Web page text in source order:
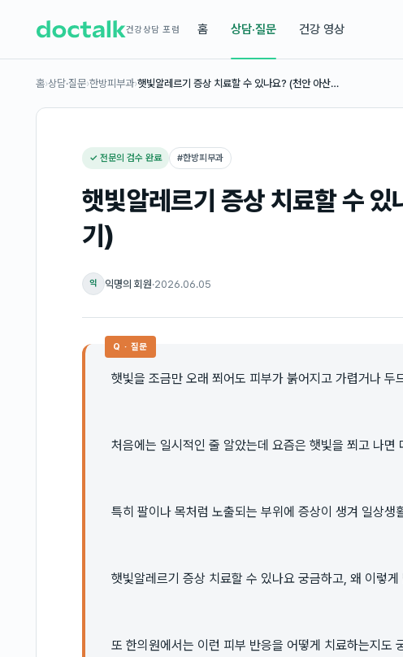
건강상담 포럼 홈 상담·질문 건강 영상
홈›상담·질문›한방피부과›햇빛알레르기 증상 치료할 수 있나요? (천안 아산…
✓ 전문의 검수 완료 #한방피부과
햇빛알레르기 증상 치료할 수 있
기)
익 익명의 회원·2026.06.05
Q · 질문
햇빛을 조금만 오래 쬐어도 피부가 붉어지고 가렵거나 두
처음에는 일시적인 줄 알았는데 요즘은 햇빛을 쬐고 나면
특히 팔이나 목처럼 노출되는 부위에 증상이 생겨 일상생
햇빛알레르기 증상 치료할 수 있나요 궁금하고, 왜 이렇
또 한의원에서는 이런 피부 반응을 어떻게 치료하는지도